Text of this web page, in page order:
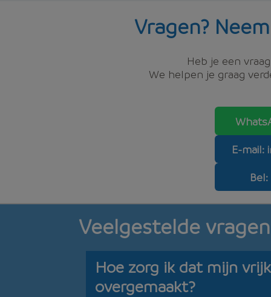
Vragen?
Heb je een
We helpen je graag
E-mail:
Veelgestelde
Hoe zorg ik dat mijn
overgemaakt?